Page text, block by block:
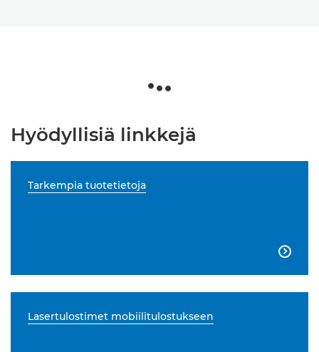
Hyödyllisiä linkkejä
Tarkempia tuotetietoja

Lasertulostimet mobiilitulostukseen